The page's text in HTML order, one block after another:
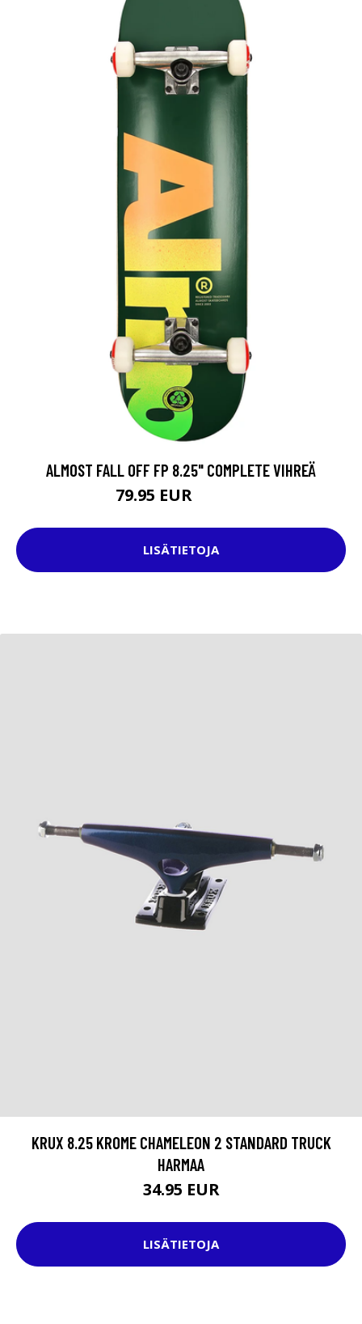
ALMOST FALL OFF FP 8.25" COMPLETE VIHREÄ
79.95 EUR
LISÄTIETOJA
KRUX 8.25 KROME CHAMELEON 2 STANDARD TRUCK
HARMAA
34.95 EUR
LISÄTIETOJA